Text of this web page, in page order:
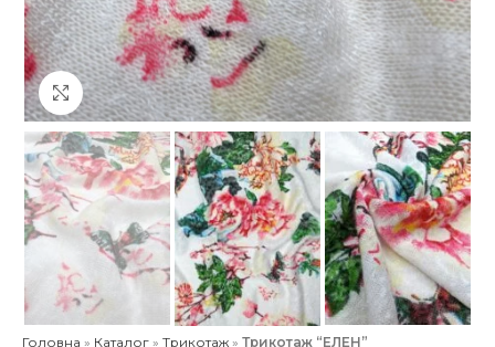
Клацніть, щоб збільшити
Головна » Каталог »Трикотаж »Трикотаж “ЕЛЕН”